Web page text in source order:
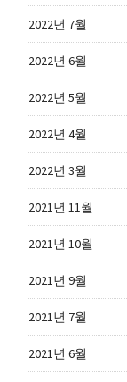
2022년 7월
2022년 6월
2022년 5월
2022년 4월
2022년 3월
2021년 11월
2021년 10월
2021년 9월
2021년 7월
2021년 6월